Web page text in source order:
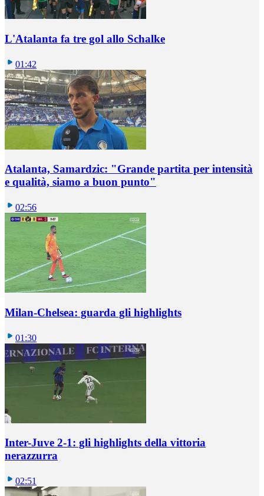
L'Atalanta fa tre gol allo Schalke
01:42
Atalanta, Samardzic: "Grande partita per intensità
e qualità, siamo a buon punto"
02:56
Milan-Chelsea: guarda gli highlights
01:30
Inter-Juve 2-1: gli highlights della vittoria
nerazzurra
02:51